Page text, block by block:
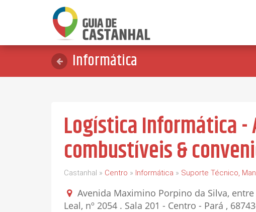
Informática
Logística Informática -
combustíveis &
Castanhal » Centro » Informática » Suporte Técnico,
Avenida Maximino Porpino da Silva,
Leal, nº 2054 . Sala 201 - Centro - Pará ,